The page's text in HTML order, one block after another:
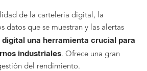
de la cartelería digital, la
datos que se muestran y las alertas
una herramienta crucial para
industriales. Ofrece una gran
del rendimiento.